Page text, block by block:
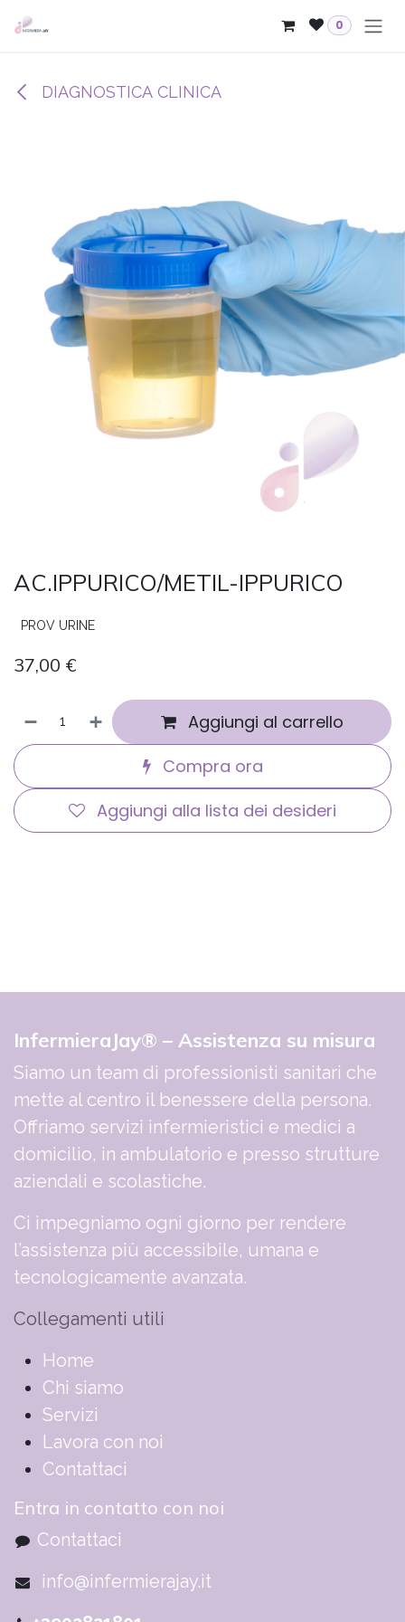
Passa al contenuto
0
DIAGNOSTICA CLINICA
AC.IPPURICO/METIL-IPPURICO
PROV URINE
37,00 €
Aggiungi al carrello
Compra ora
Aggiungi alla lista dei desideri
InfermieraJay® – Assistenza su misura
Siamo un team di professionisti sanitari che
mette al centro il benessere della persona.
Offriamo servizi infermieristici e medici a
domicilio, in ambulatorio e presso strutture
aziendali e scolastiche.
Ci impegniamo ogni giorno per rendere
l’assistenza più accessibile, umana e
tecnologicamente avanzata.
Collegamenti utili
​​​​​​​​​​​​​​​​H​o​m​e
Chi siamo
Servizi
Lavora con noi
Contattaci
Entra in contatto con noi
Contattaci
info@infermierajay.it